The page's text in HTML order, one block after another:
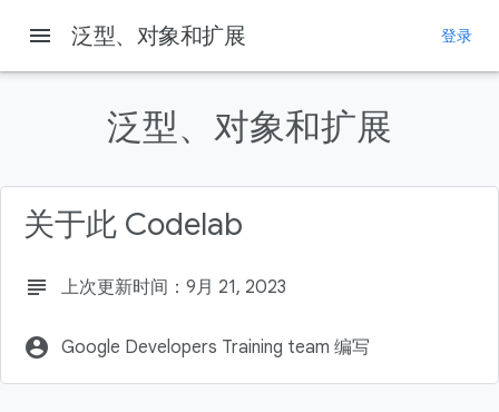
所需条件
2. 使用泛型创建可重复使用的类
menu 泛型、对象和扩展 登录
泛型、对象和扩展
关于此 Codelab
subject 上次更新时间：9月 21, 2023
account_circle Google Developers Training team 编写